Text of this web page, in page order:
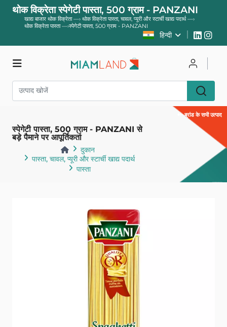
थोक विक्रेता स्पेगेटी पास्ता, 500 ग्राम - PANZANI
खाद्य बाजार थोक विक्रेता —› थोक विक्रेता पास्ता, चावल, प्यूरी और स्टार्ची खाद्य पदार्थ—›
थोक विक्रेता पास्ता—›स्पेगेटी पास्ता, 500 ग्राम - PANZANI
हिन्दी
स्पेगेटी पास्ता, 500 ग्राम - PANZANI से
बड़े पैमाने पर आपूर्तिकर्ता
दुकान
पास्ता, चावल, प्यूरी और स्टार्ची खाद्य पदार्थ
पास्ता
ब्रांड के सभी उत्पाद
वापस
दुकान
पंजीकरण करवाना